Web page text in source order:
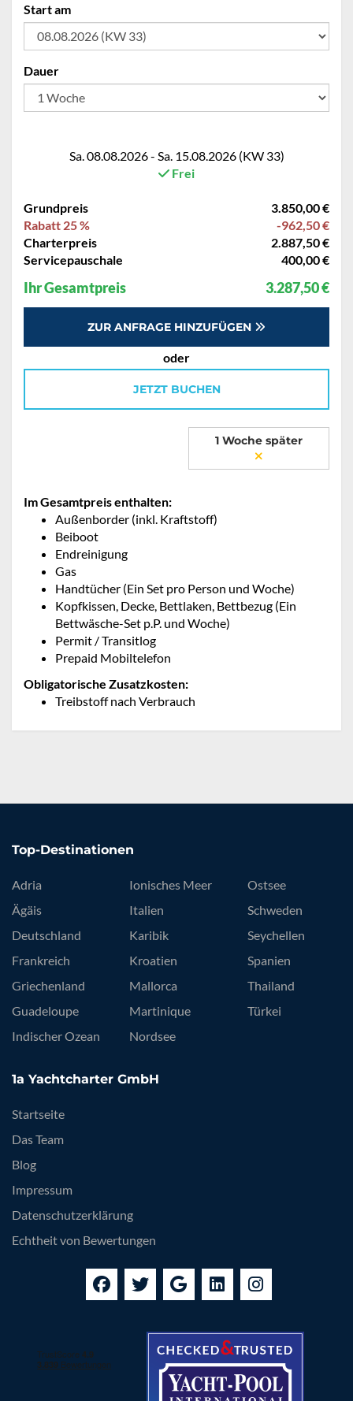
Start am
Dauer
Sa. 08.08.2026 - Sa. 15.08.2026 (KW 33)
Frei
Grundpreis
3.850,00 €
Rabatt 25 %
-962,50 €
Charterpreis
2.887,50 €
Servicepauschale
400,00 €
Ihr Gesamtpreis 3.287,50 €
ZUR ANFRAGE HINZUFÜGEN
oder
JETZT BUCHEN
1 Woche später
Im Gesamtpreis enthalten:
Außenborder (inkl. Kraftstoff)
Beiboot
Endreinigung
Gas
Handtücher (Ein Set pro Person und Woche)
Kopfkissen, Decke, Bettlaken, Bettbezug (Ein
Bettwäsche-Set p.P. und Woche)
Permit / Transitlog
Prepaid Mobiltelefon
Obligatorische Zusatzkosten:
Treibstoff nach Verbrauch
Top-Destinationen
Adria
Ägäis
Deutschland
Frankreich
Griechenland
Guadeloupe
Indischer Ozean
Ionisches Meer
Italien
Karibik
Kroatien
Mallorca
Martinique
Nordsee
Ostsee
Schweden
Seychellen
Spanien
Thailand
Türkei
1a Yachtcharter GmbH
Startseite
Das Team
Blog
Impressum
Datenschutzerklärung
Echtheit von Bewertungen